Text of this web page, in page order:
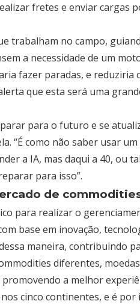
fretes e enviar cargas
trabalham no campo,
a necessidade de um
fazer paradas, e reduziria
que esta será uma
para o futuro e se
“É como não saber usar
a IA, mas daqui a 40, ou
para isso”.
de
para realizar o
base em inovação,
maneira, contribuindo
diferentes,
a melhor
cinco continentes, e é por